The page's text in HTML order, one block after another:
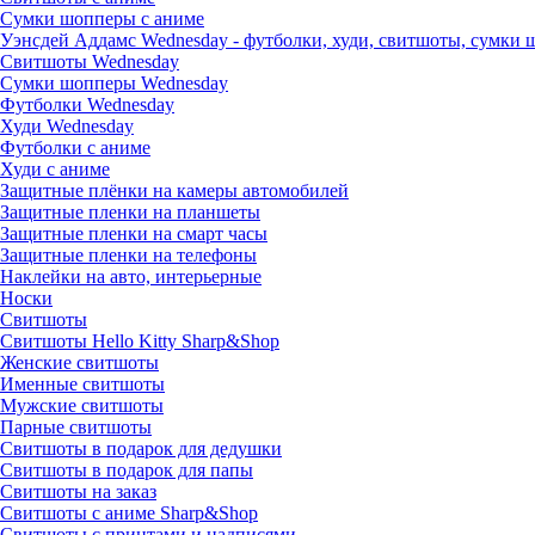
Сумки шопперы с аниме
Уэнсдей Аддамс Wednesday - футболки, худи, свитшоты, сумки
Свитшоты Wednesday
Сумки шопперы Wednesday
Футболки Wednesday
Худи Wednesday
Футболки с аниме
Худи с аниме
Защитные плёнки на камеры автомобилей
Защитные пленки на планшеты
Защитные пленки на смарт часы
Защитные пленки на телефоны
Наклейки на авто, интерьерные
Носки
Свитшоты
Cвитшоты Hello Kitty Sharp&Shop
Женские свитшоты
Именные свитшоты
Мужские свитшоты
Парные свитшоты
Свитшоты в подарок для дедушки
Свитшоты в подарок для папы
Свитшоты на заказ
Свитшоты с аниме Sharp&Shop